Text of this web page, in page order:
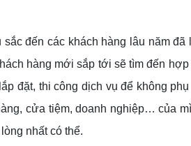
đến các khách hàng lâu năm
hàng mới sắp tới sẽ tìm đến
đặt, thi công dịch vụ để không
cửa tiệm, doanh nghiệp… của
nhất có thể.